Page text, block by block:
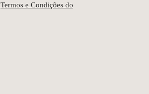
Termos e Condições do